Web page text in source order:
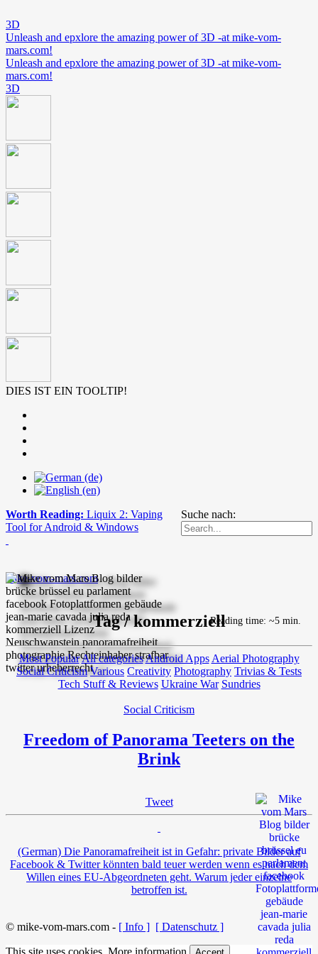
3D
Unleash and epxlore the amazing power of 3D -at mike-vom-
mars.com!
Unleash and epxlore the amazing power of 3D -at mike-vom-
mars.com!
3D
DIES IST EIN TOOLTIP!
Suche nach:
Worth Reading: Liquix 2: Vaping
Tool for Android & Windows
mike-vom-mars.com
Tag / kommerziell
Most PopularAll categoriesAndroid Apps Aerial Photography
Social Criticism Various Creativity Photography Trivias & Tests
Tech Stuff & Reviews Ukraine War Sundries
Social Criticism
Freedom of Panorama Teeters on the
Brink
Tweet
Reading time: ~5 min.
(German) Die Panoramafreiheit ist in Gefahr: private Bilder auf
Facebook & Twitter könnten bald teuer werden wenn es nach dem
Willen eines EU-Abgeordneten geht. Warum jeder einzelne
betroffen ist.
© mike-vom-mars.com - [ Info ] [ Datenschutz ]
This site uses cookies. More information